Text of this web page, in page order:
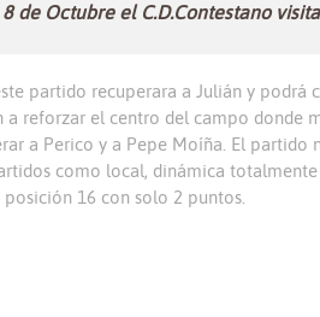
de Octubre el C.D.Contestano
partido recuperara a Julián y
a reforzar el centro del campo donde
a Perico y a Pepe Moíña. El partido
como local, dinámica
16 con solo 2 puntos.